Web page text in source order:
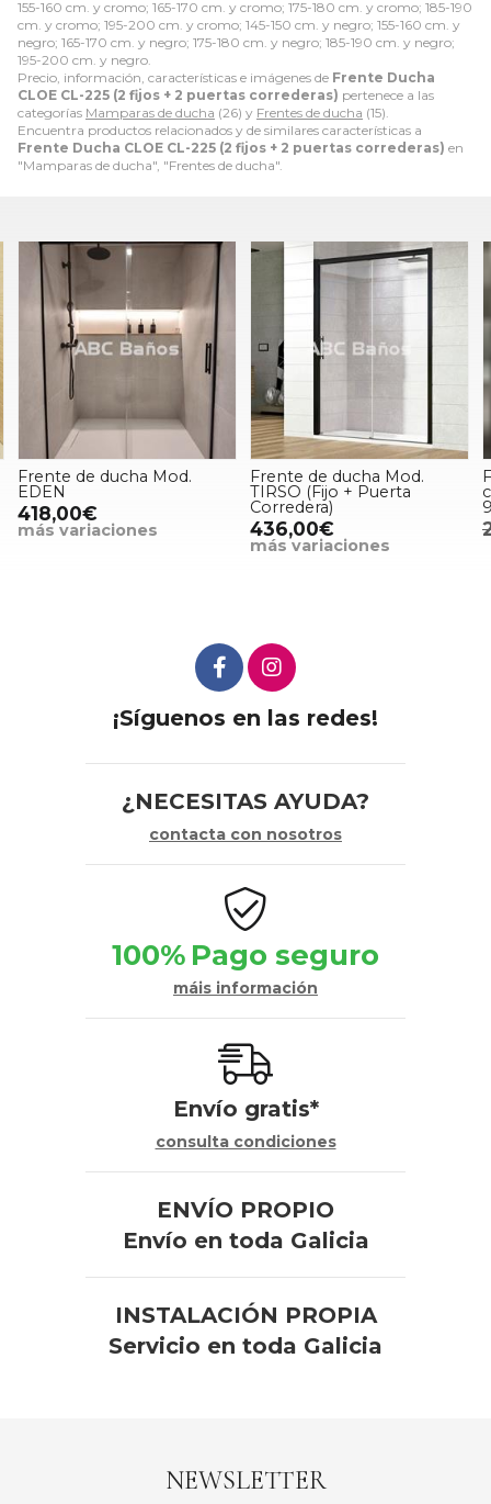
155-160 cm. y cromo; 165-170 cm. y cromo; 175-180 cm. y cromo; 185-190
cm. y cromo; 195-200 cm. y cromo; 145-150 cm. y negro; 155-160 cm. y
negro; 165-170 cm. y negro; 175-180 cm. y negro; 185-190 cm. y negro;
195-200 cm. y negro.
Precio, información, características e imágenes de Frente Ducha
CLOE CL-225 (2 fijos + 2 puertas correderas) pertenece a las
categorías Mamparas de ducha (26) y Frentes de ducha (15).
Encuentra productos relacionados y de similares características a
Frente Ducha CLOE CL-225 (2 fijos + 2 puertas correderas) en
"Mamparas de ducha", "Frentes de ducha".
Frente de ducha Mod.
TIRSO (Fijo + Puerta
Corredera)
436,00€
Frontal de ducha fijo +
corredera VT-210 decorado
98-103
299,00€
¡Síguenos en las redes!
¿NECESITAS AYUDA?
contacta con nosotros
100% Pago seguro
máis información
Envío gratis*
consulta condiciones
ENVÍO PROPIO
Envío en toda Galicia
INSTALACIÓN PROPIA
Servicio en toda Galicia
NEWSLETTER